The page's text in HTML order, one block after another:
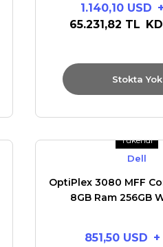
1.140,10 USD
65.231,82 TL
Stokta Yok
Tükendi
Dell
OptiPlex 3080 MFF
8GB Ram 256GB
851,50 USD